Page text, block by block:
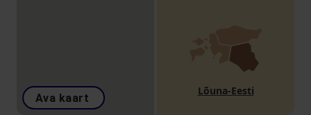
Ava kaart
Lõuna-Eesti